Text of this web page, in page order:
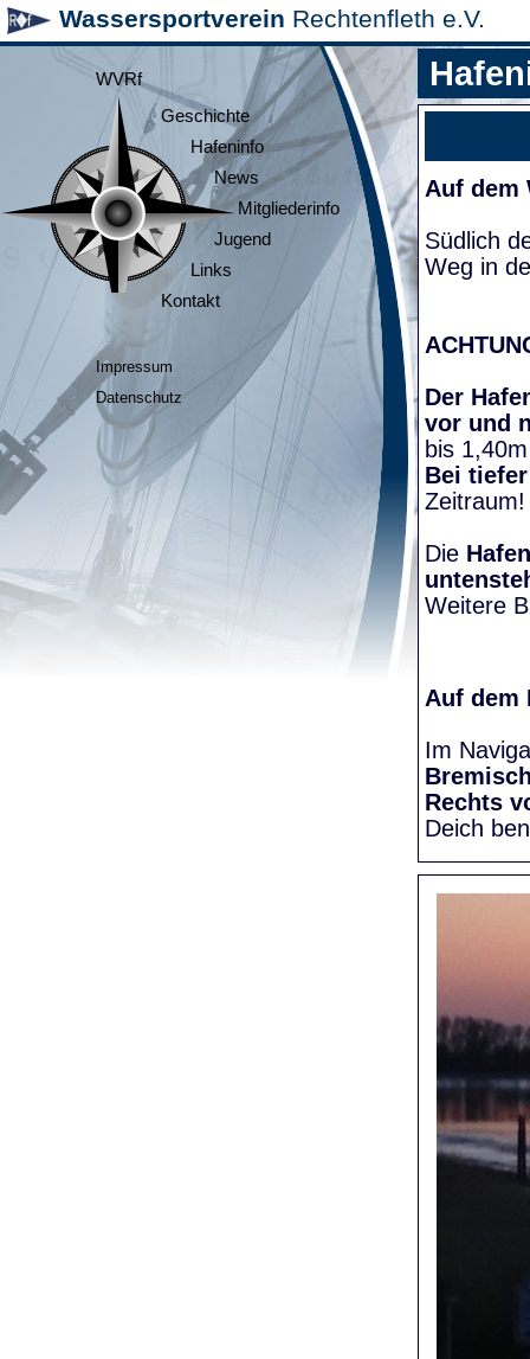
Wassersportverein Rechtenfleth e.V.
WVRf
Geschichte
Hafeninfo
News
Mitgliederinfo
Jugend
Links
Kontakt
Impressum
Datenschutz
Auf dem
Südlich
Weg in
Der
vor und
bis
Bei
Die
Weitere
Auf dem
Im
Rechts
Deich